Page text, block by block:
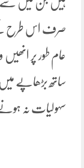
ہیں جن میں سے
صرف اس طرح کے
عام طور پر
ساتھ بڑھاپے
سہولیات نہ